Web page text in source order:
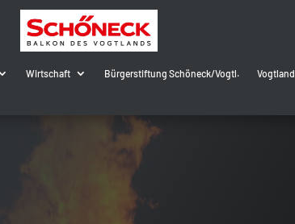
Wirtschaft Bürgerstiftung Schöneck/Vogtl. Vogtland